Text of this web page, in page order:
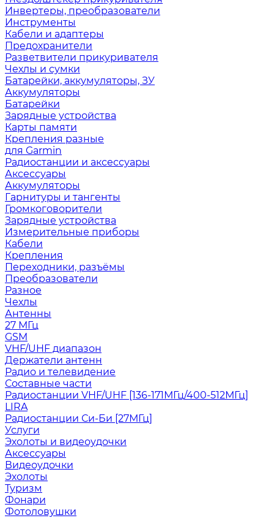
Инвертеры, преобразователи
Инструменты
Кабели и адаптеры
Предохранители
Разветвители прикуривателя
Чехлы и сумки
Батарейки, аккумуляторы, ЗУ
Аккумуляторы
Батарейки
Зарядные устройства
Карты памяти
Крепления разные
для Garmin
Радиостанции и аксессуары
Аксессуары
Аккумуляторы
Гарнитуры и тангенты
Громкоговорители
Зарядные устройства
Измерительные приборы
Кабели
Крепления
Переходники, разъёмы
Преобразователи
Разное
Чехлы
Антенны
27 МГц
GSM
VHF/UHF диапазон
Держатели антенн
Радио и телевидение
Составные части
Радиостанции VHF/UHF [136-171МГц/400-512МГц]
LIRA
Радиостанции Си-Би [27МГц]
Услуги
Эхолоты и видеоудочки
Аксессуары
Видеоудочки
Эхолоты
Туризм
Фонари
Фотоловушки